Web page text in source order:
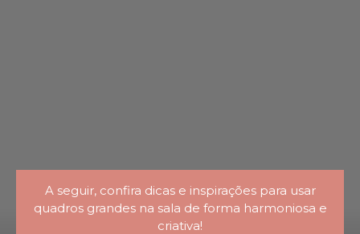
A seguir, confira dicas e inspirações para usar
quadros grandes na sala de forma harmoniosa e
criativa!